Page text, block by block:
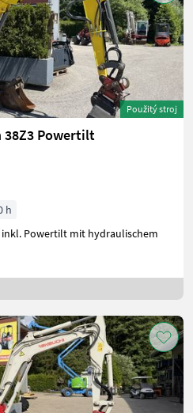
Použitý stroj
38Z3 Powertilt
h
inkl. Powertilt mit hydraulischem